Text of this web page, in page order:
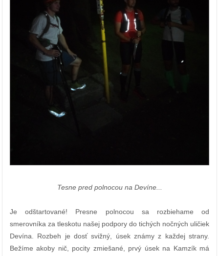
Tesne pred polnocou na Devíne...
Je odštartované! Presne polnocou sa rozbiehame od
smerovníka za tleskotu našej podpory do tichých nočných uličiek
Devína. Rozbeh je dosť svižný, úsek známy z každej strany.
Bežíme akoby nič, pocity zmiešané, prvý úsek na Kamzík má